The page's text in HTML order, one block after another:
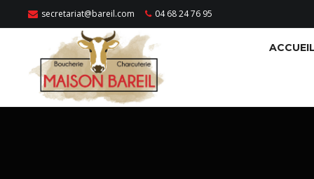
secretariat@bareil.com 04 68 24 76 95